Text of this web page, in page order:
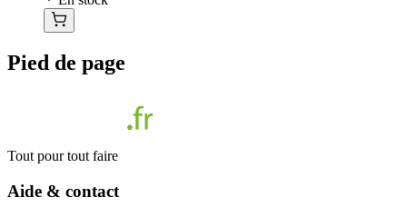
Pied de page
Tout pour tout faire
Aide & contact